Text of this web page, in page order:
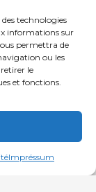
technologies
informations sur
permettra de
ou les
le
et fonctions.
Impréssum
et en santé
)